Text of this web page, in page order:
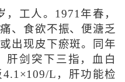
工人。1971年春，
、食欲不振、便溏乏
出现皮下瘀斑。同年
肝剑突下三指，血白
L，肝功能检